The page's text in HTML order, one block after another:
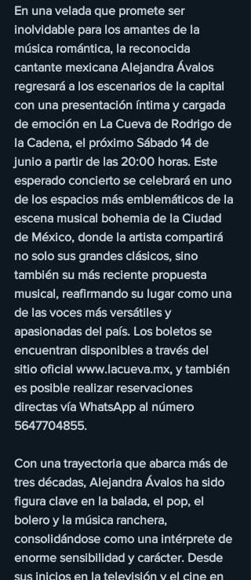
En una velada que promete ser
inolvidable para los amantes de la
música romántica, la reconocida
cantante mexicana Alejandra Ávalos
regresará a los escenarios de la capital
con una presentación íntima y cargada
de emoción en La Cueva de Rodrigo de
la Cadena, el próximo Sábado 14 de
junio a partir de las 20:00 horas. Este
esperado concierto se celebrará en uno
de los espacios más emblemáticos de la
escena musical bohemia de la Ciudad
de México, donde la artista compartirá
no solo sus grandes clásicos, sino
también su más reciente propuesta
musical, reafirmando su lugar como una
de las voces más versátiles y
apasionadas del país. Los boletos se
encuentran disponibles a través del
sitio oficial www.lacueva.mx, y también
es posible realizar reservaciones
directas vía WhatsApp al número
5647704855.
Con una trayectoria que abarca más de
tres décadas, Alejandra Ávalos ha sido
figura clave en la balada, el pop, el
bolero y la música ranchera,
consolidándose como una intérprete de
enorme sensibilidad y carácter. Desde
sus inicios en la televisión y el cine en